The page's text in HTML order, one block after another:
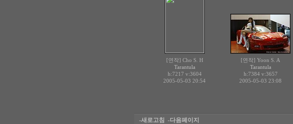
[연작] Cho S. H
Tarantula
h:7217 v:3604
2005-05-03 20:54
[연작] Yoon S. A
Tarantula
h:7384 v:3657
2005-05-03 23:08
-새로고침
-다음페이지